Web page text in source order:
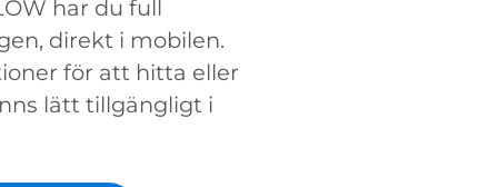
har du full
direkt i mobilen.
för att hitta eller
lätt tillgängligt i